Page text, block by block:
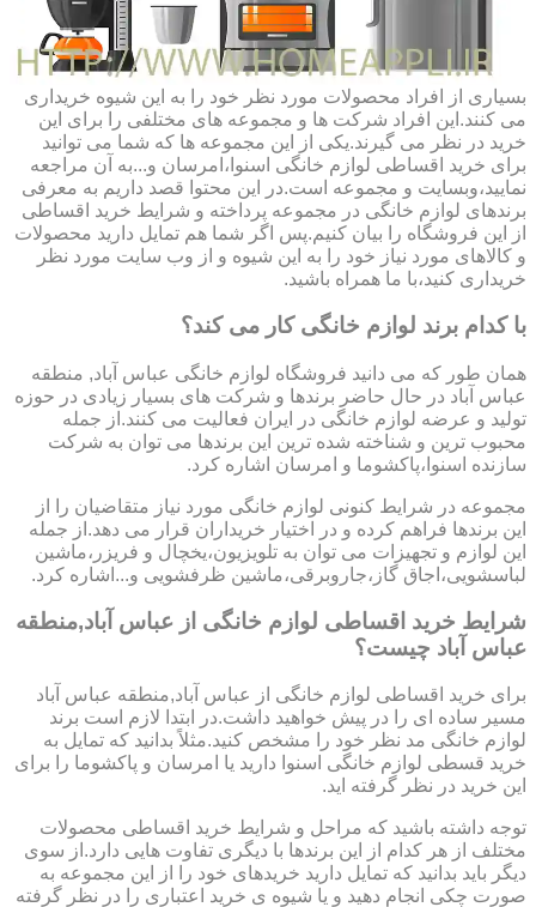
بسیاری از افراد محصولات مورد نظر خود را به این شیوه خریداری
می کنند.این افراد شرکت ها و مجموعه های مختلفی را برای این
خرید در نظر می گیرند.یکی از این مجموعه ها که شما می توانید
برای خرید اقساطی لوازم خانگی اسنوا،امرسان و...به آن مراجعه
نمایید،وبسایت و مجموعه است.در این محتوا قصد داریم به معرفی
برندهای لوازم خانگی در مجموعه پرداخته و شرایط خرید اقساطی
از این فروشگاه را بیان کنیم.پس اگر شما هم تمایل دارید محصولات
و کالاهای مورد نیاز خود را به این شیوه و از وب سایت مورد نظر
خریداری کنید،با ما همراه باشید.
با کدام برند لوازم خانگی کار می کند؟
همان طور که می دانید فروشگاه لوازم خانگی عباس آباد, منطقه
عباس آباد در حال حاضر برندها و شرکت های بسیار زیادی در حوزه
تولید و عرضه لوازم خانگی در ایران فعالیت می کنند.از جمله
محبوب ترین و شناخته شده ترین این برندها می توان به شرکت
سازنده اسنوا،پاکشوما و امرسان اشاره کرد.
مجموعه در شرایط کنونی لوازم خانگی مورد نیاز متقاضیان را از
این برندها فراهم کرده و در اختیار خریداران قرار می دهد.از جمله
این لوازم و تجهیزات می توان به تلویزیون،یخچال و فریزر،ماشین
لباسشویی،اجاق گاز،جاروبرقی،ماشین ظرفشویی و...اشاره کرد.
شرایط خرید اقساطی لوازم خانگی از عباس آباد,منطقه
عباس آباد چیست؟
برای خرید اقساطی لوازم خانگی از عباس آباد,منطقه عباس آباد
مسیر ساده ای را در پیش خواهید داشت.در ابتدا لازم است برند
لوازم خانگی مد نظر خود را مشخص کنید.مثلاً بدانید که تمایل به
خرید قسطی لوازم خانگی اسنوا دارید یا امرسان و پاکشوما را برای
این خرید در نظر گرفته اید.
توجه داشته باشید که مراحل و شرایط خرید اقساطی محصولات
مختلف از هر کدام از این برندها با دیگری تفاوت هایی دارد.از سوی
دیگر باید بدانید که تمایل دارید خریدهای خود را از این مجموعه به
صورت چکی انجام دهید و یا شیوه ی خرید اعتباری را در نظر گرفته